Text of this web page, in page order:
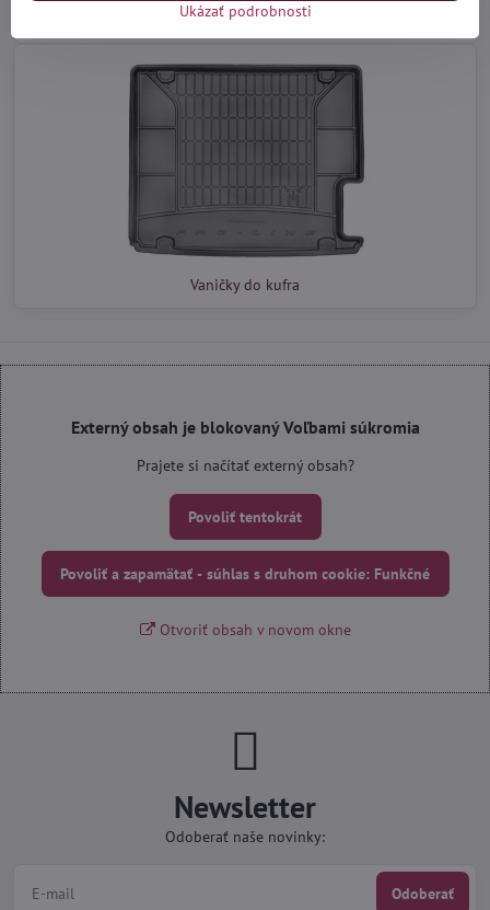
Ochranné lišty dverí
Vaničky do kufra
Externý obsah je blokovaný Voľbami súkromia
Prajete si načítať externý obsah?
Povoliť tentokrát
Povoliť a zapamätať - súhlas s druhom cookie: Funkčné
Otvoriť obsah v novom okne
Newsletter
Odoberať naše novinky:
Odoberať
Ukázať podrobnosti